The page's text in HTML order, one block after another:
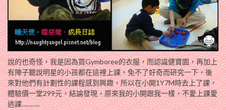
說的也奇怪，我是因為買Gymboree的衣服，而認識健寶園，再加上
有陣子聽說明星的小孩都在這裡上課，免不了好奇而研究一下，後
來對他們有計劃性的課程感到興趣，所以在小開1Y7M時去上了課，
體驗價一堂299元，結論發現，原來我的小開跟我一樣，不愛上課愛
逃課………..